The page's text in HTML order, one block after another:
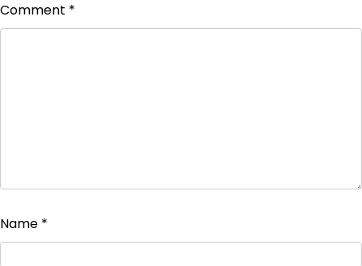
Comment *
Name *